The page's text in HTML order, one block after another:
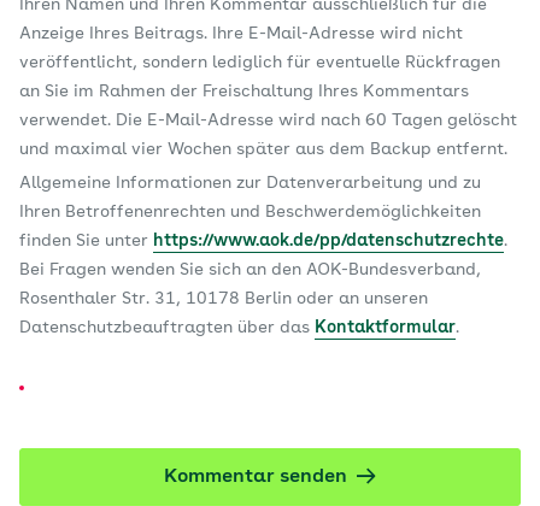
Ihren Namen und Ihren Kommentar ausschließlich für die
Anzeige Ihres Beitrags. Ihre E-Mail-Adresse wird nicht
veröffentlicht, sondern lediglich für eventuelle Rückfragen
an Sie im Rahmen der Freischaltung Ihres Kommentars
verwendet. Die E-Mail-Adresse wird nach 60 Tagen gelöscht
und maximal vier Wochen später aus dem Backup entfernt.
Allgemeine Informationen zur Datenverarbeitung und zu
Ihren Betroffenenrechten und Beschwerdemöglichkeiten
finden Sie unter https://www.aok.de/pp/datenschutzrechte.
Bei Fragen wenden Sie sich an den AOK-Bundesverband,
Rosenthaler Str. 31, 10178 Berlin oder an unseren
Datenschutzbeauftragten über das Kontaktformular.
Kommentar senden